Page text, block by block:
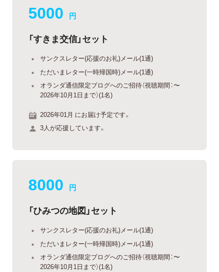
5000 円
「すきま交信」セット
サンクスレター(応援のお礼)メール(1通)
ただいまレター(一時帰国時)メール(1通)
オランダ通信限定ブログへのご招待（視聴期間：〜
2026年10月1日まで）(1名)
2026年01月 にお届け予定です。
3人が応援しています。
8000 円
「ひみつの地図」セット
サンクスレター(応援のお礼)メール(1通)
ただいまレター(一時帰国時)メール(1通)
オランダ通信限定ブログへのご招待（視聴期間：〜
2026年10月1日まで）(1名)